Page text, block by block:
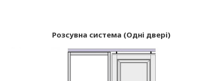
Розсувна система (Одні двері)